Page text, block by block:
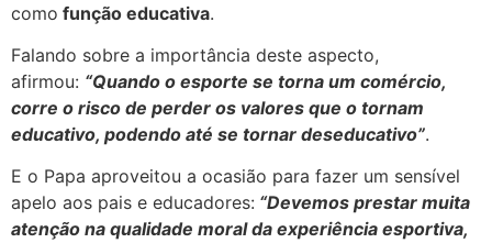
como função educativa.
Falando sobre a importância deste aspecto,
afirmou: “Quando o esporte se torna um comércio,
corre o risco de perder os valores que o tornam
educativo, podendo até se tornar deseducativo”.
E o Papa aproveitou a ocasião para fazer um sensível
apelo aos pais e educadores: “Devemos prestar muita
atenção na qualidade moral da experiência esportiva,